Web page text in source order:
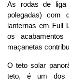
As rodas de liga
polegadas) com
lanternas em Full
os
maçanetas
O teto solar
teto, é um dos